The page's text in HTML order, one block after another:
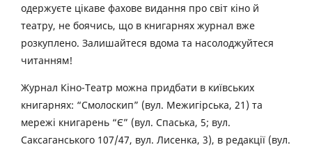
одержуєте цікаве фахове видання про світ кіно й
театру, не боячись, що в книгарнях журнал вже
розкуплено. Залишайтеся вдома та насолоджуйтеся
читанням!
Журнал Кіно-Театр можна придбати в київських
книгарнях: “Смолоскип” (вул. Межигірська, 21) та
мережі книгарень “Є” (вул. Спаська, 5; вул.
Саксаганського 107/47, вул. Лисенка, 3), в редакції (вул.